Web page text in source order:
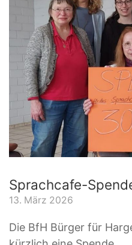
Sprachcafe-
13. März 2026
Die BfH Bürger für